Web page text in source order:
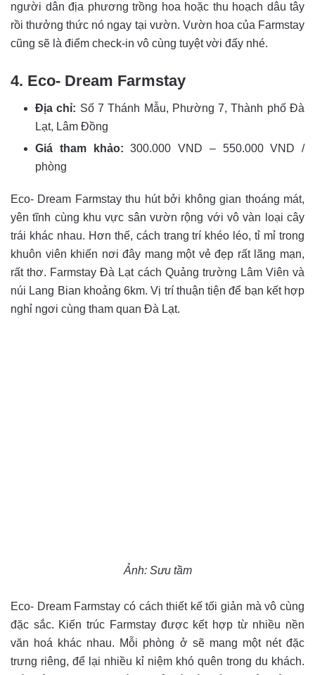
người dân địa phương trồng hoa hoặc thu hoạch dâu tây
rồi thưởng thức nó ngay tại vườn. Vườn hoa của Farmstay
cũng sẽ là điểm check-in vô cùng tuyệt vời đấy nhé.
4. Eco- Dream Farmstay
Địa chỉ: Số 7 Thánh Mẫu, Phường 7, Thành phố Đà
Lạt, Lâm Đồng
Giá tham khảo:300.000 VND – 550.000 VND /
phòng
Eco- Dream Farmstay thu hút bởi không gian thoáng mát,
yên tĩnh cùng khu vực sân vườn rộng với vô vàn loại cây
trái khác nhau. Hơn thế, cách trang trí khéo léo, tỉ mỉ trong
khuôn viên khiến nơi đây mang một vẻ đẹp rất lãng mạn,
rất thơ. Farmstay Đà Lạt cách Quảng trường Lâm Viên và
núi Lang Bian khoảng 6km. Vị trí thuận tiện để bạn kết hợp
nghỉ ngơi cùng tham quan Đà Lạt.
Ảnh: Sưu tầm
Eco- Dream Farmstay có cách thiết kế tối giản mà vô cùng
đặc sắc. Kiến trúc Farmstay được kết hợp từ nhiều nền
văn hoá khác nhau. Mỗi phòng ở sẽ mang một nét đặc
trưng riêng, để lại nhiều kỉ niệm khó quên trong du khách.